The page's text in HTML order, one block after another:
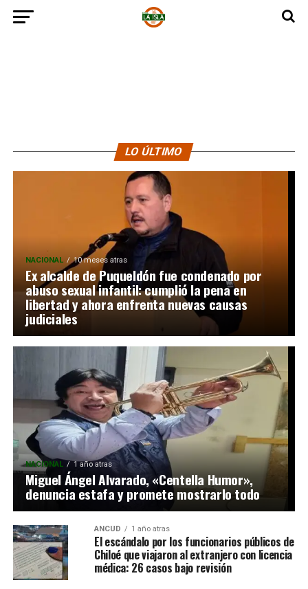
LO ÚLTIMO
NACIONAL 10 meses atras
Ex alcalde de Puqueldón fue condenado por
abuso sexual infantil: cumplió la pena en
libertad y ahora enfrenta nuevas causas
judiciales
NACIONAL 1 año atras
Miguel Ángel Alvarado, «Centella Humor»,
denuncia estafa y promete mostrarlo todo
ANCUD 1 año atras
El escándalo por los funcionarios públicos de
Chiloé que viajaron al extranjero con licencia
médica: 26 casos bajo revisión